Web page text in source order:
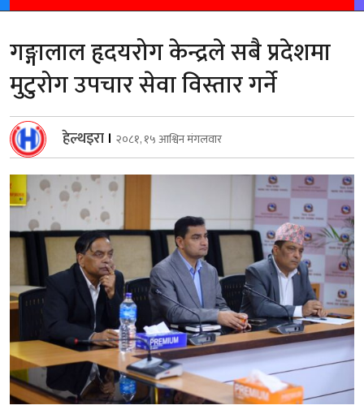
गङ्गालाल हृदयरोग केन्द्रले सबै प्रदेशमा
मुटुरोग उपचार सेवा विस्तार गर्ने
हेल्थइरा । २०८१, १५ आश्विन मंगलवार